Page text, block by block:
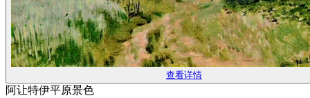
查看详情
阿让特伊平原景色